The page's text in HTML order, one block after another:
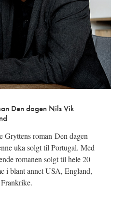
Den dagen Nils Vik
Gryttens roman Den dagen
uka solgt til Portugal. Med
romanen solgt til hele 20
i blant annet USA, England,